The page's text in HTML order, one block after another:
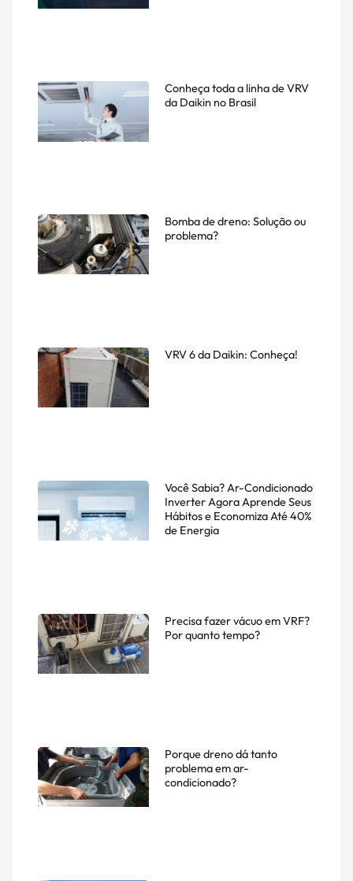
Conheça toda a linha de VRV
da Daikin no Brasil
Bomba de dreno: Solução ou
problema?
VRV 6 da Daikin: Conheça!
Você Sabia? Ar-Condicionado
Inverter Agora Aprende Seus
Hábitos e Economiza Até 40%
de Energia
Precisa fazer vácuo em VRF?
Por quanto tempo?
Porque dreno dá tanto
problema em ar-
condicionado?